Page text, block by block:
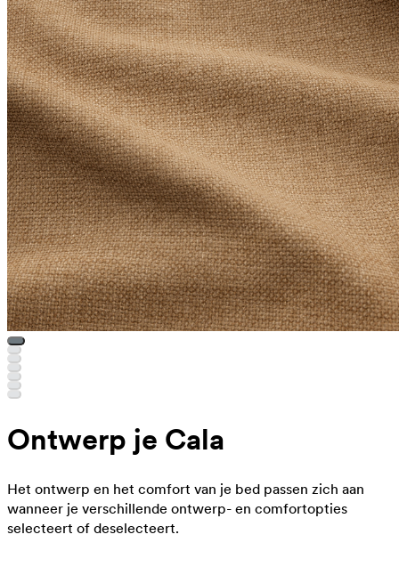
Ontwerp je Cala
Het ontwerp en het comfort van je bed passen zich aan
wanneer je verschillende ontwerp- en comfortopties
selecteert of deselecteert.